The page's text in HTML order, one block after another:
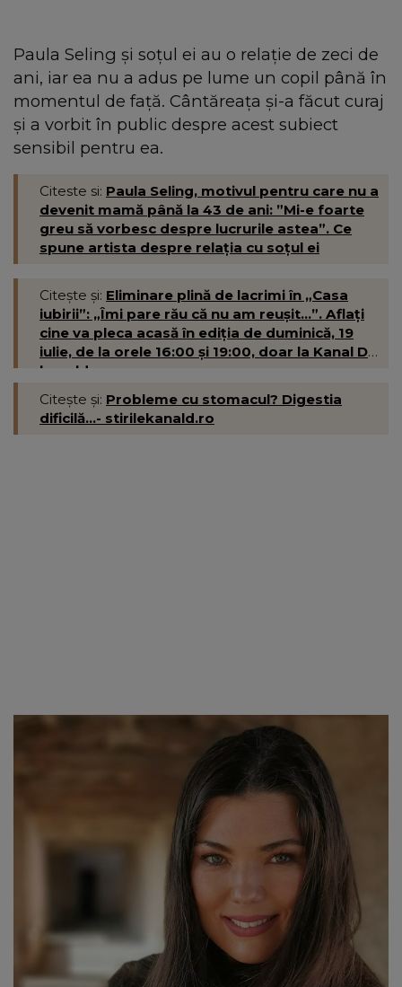
Paula Seling și soțul ei au o relație de zeci de
ani, iar ea nu a adus pe lume un copil până în
momentul de față. Cântăreața și-a făcut curaj
și a vorbit în public despre acest subiect
sensibil pentru ea.
Citeste si: Paula Seling, motivul pentru care nu a
devenit mamă până la 43 de ani: ”Mi-e foarte
greu să vorbesc despre lucrurile astea”. Ce
spune artista despre relația cu soțul ei
Citește și: Eliminare plină de lacrimi în „Casa
iubirii”: „Îmi pare rău că nu am reușit...”. Aflați
cine va pleca acasă în ediția de duminică, 19
iulie, de la orele 16:00 și 19:00, doar la Kanal D-
kanald.ro
Citește și: Probleme cu stomacul? Digestia
dificilă...- stirilekanald.ro